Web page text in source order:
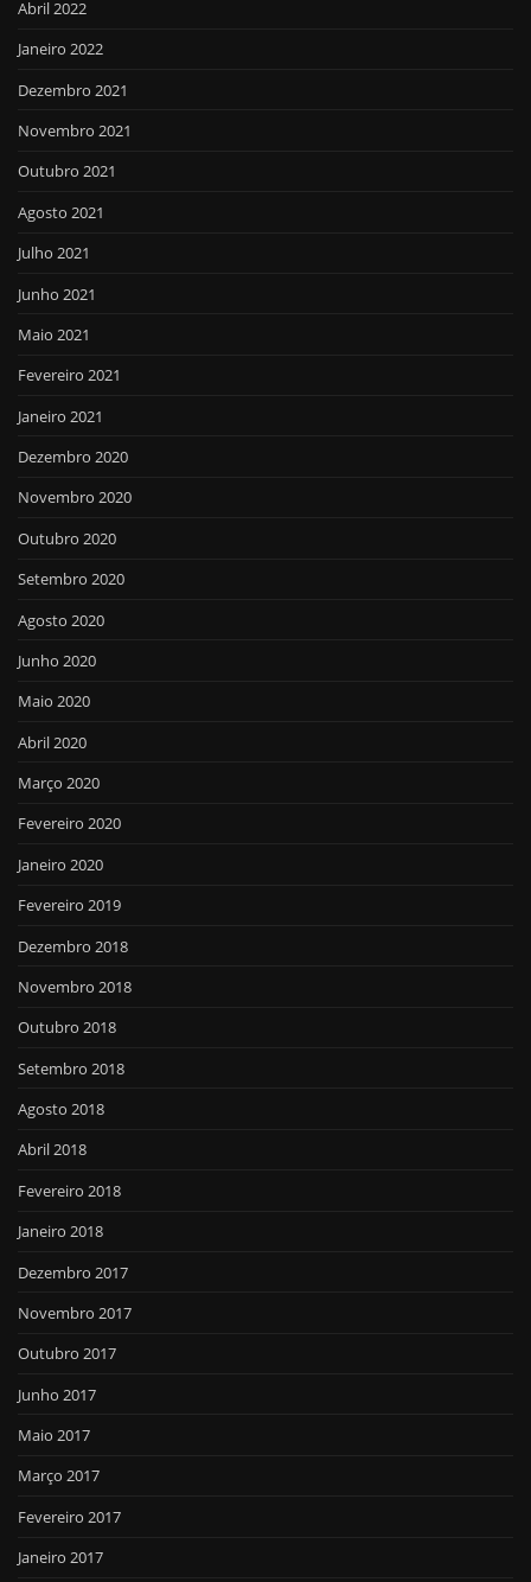
Abril 2022
Janeiro 2022
Dezembro 2021
Novembro 2021
Outubro 2021
Agosto 2021
Julho 2021
Junho 2021
Maio 2021
Fevereiro 2021
Janeiro 2021
Dezembro 2020
Novembro 2020
Outubro 2020
Setembro 2020
Agosto 2020
Junho 2020
Maio 2020
Abril 2020
Março 2020
Fevereiro 2020
Janeiro 2020
Fevereiro 2019
Dezembro 2018
Novembro 2018
Outubro 2018
Setembro 2018
Agosto 2018
Abril 2018
Fevereiro 2018
Janeiro 2018
Dezembro 2017
Novembro 2017
Outubro 2017
Junho 2017
Maio 2017
Março 2017
Fevereiro 2017
Janeiro 2017